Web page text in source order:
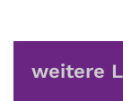
weitere